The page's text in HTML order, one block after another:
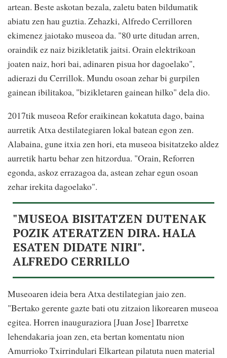
artean. Beste askotan bezala, zaletu baten bildumatik
abiatu zen hau guztia. Zehazki, Alfredo Cerrilloren
ekimenez jaiotako museoa da. "80 urte ditudan arren,
oraindik ez naiz bizikletatik jaitsi. Orain elektrikoan
joaten naiz, hori bai, adinaren pisua hor dagoelako",
adierazi du Cerrillok. Mundu osoan zehar bi gurpilen
gainean ibilitakoa, "bizikletaren gainean hilko" dela dio.
2017tik museoa Refor eraikinean kokatuta dago, baina
aurretik Atxa destilategiaren lokal batean egon zen.
Alabaina, gune itxia zen hori, eta museoa bisitatzeko aldez
aurretik hartu behar zen hitzordua. "Orain, Reforren
egonda, askoz errazagoa da, astean zehar egun osoan
zehar irekita dagoelako".
"MUSEOA BISITATZEN DUTENAK
POZIK ATERATZEN DIRA. HALA
ESATEN DIDATE NIRI".
ALFREDO CERRILLO
Museoaren ideia bera Atxa destilategian jaio zen.
"Bertako gerente gazte bati otu zitzaion likorearen museoa
egitea. Horren inauguraziora [Juan Jose] Ibarretxe
lehendakaria joan zen, eta bertan komentatu nion
Amurrioko Txirrindulari Elkartean pilatuta nuen material